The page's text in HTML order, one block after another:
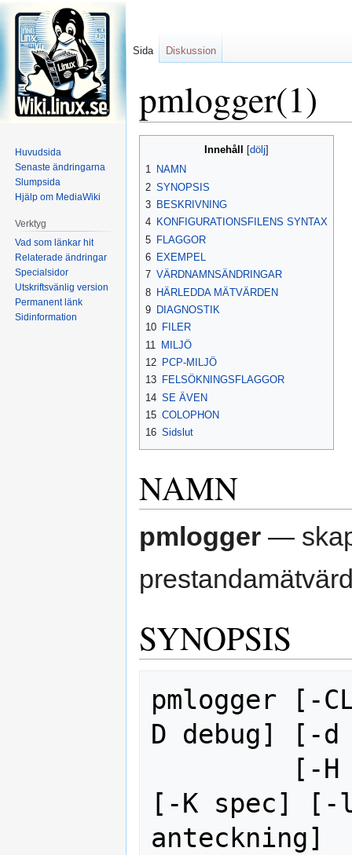
pmlogger(1)
Innehåll
1 NAMN
2 SYNOPSIS
3 BESKRIVNING
4 KONFIGURATIONSFILENS SYNTAX
5 FLAGGOR
6 EXEMPEL
7 VÄRDNAMNSÄNDRINGAR
8 HÄRLEDDA MÄTVÄRDEN
9 DIAGNOSTIK
10 FILER
11
MILJÖ
12 PCP-MILJÖ
13 FELSÖKNINGSFLAGGOR
14 SE ÄVEN
15 COLOPHON
16 Sidslut
NAMN
pmlogger —
SYNOPSIS
pmlogger [-
D debug] [-
[-K spec]
anteckning]
Sida Diskussion
Huvudsida
Senaste ändringarna
Slumpsida
Hjälp om MediaWiki
Verktyg
Vad som länkar hit
Relaterade ändringar
Specialsidor
Utskriftsvänlig version
Permanent länk
Sidinformation